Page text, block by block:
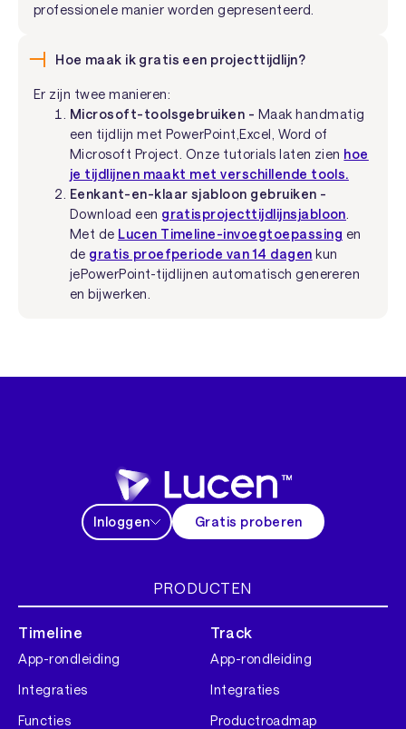
professionele manier worden gepresenteerd.
Hoe maak ik gratis een projecttijdlijn?
Er zijn twee manieren:
Microsoft-toolsgebruiken - Maak handmatig
een tijdlijn met PowerPoint,Excel, Word of
Microsoft Project. Onze tutorials laten zien hoe
je tijdlijnen maakt met verschillende tools.
Eenkant-en-klaar sjabloon gebruiken -
Download een gratisprojecttijdlijnsjabloon
Met de Lucen Timeline-invoegtoepassing en
de gratis proefperiode van 14 dagen kun
jePowerPoint-tijdlijnen automatisch genereren
en bijwerken.
Inloggen Gratis proberen
PRODUCTEN
Timeline
App-rondleiding
Integraties
Functies
Track
App-rondleiding
Integraties
Productroadmap